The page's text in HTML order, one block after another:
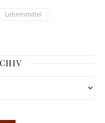
Lebensmittel